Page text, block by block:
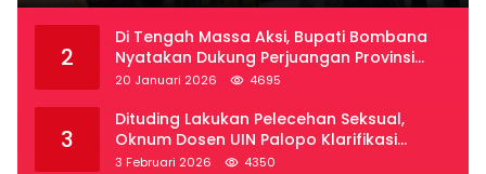
2
Di Tengah Massa Aksi, Bupati Bombana
Nyatakan Dukung Perjuangan Provinsi
Luwu Raya
20 Januari 2026 4695
3
Dituding Lakukan Pelecehan Seksual,
Oknum Dosen UIN Palopo Klarifikasi
Kronologi
3 Februari 2026 4350